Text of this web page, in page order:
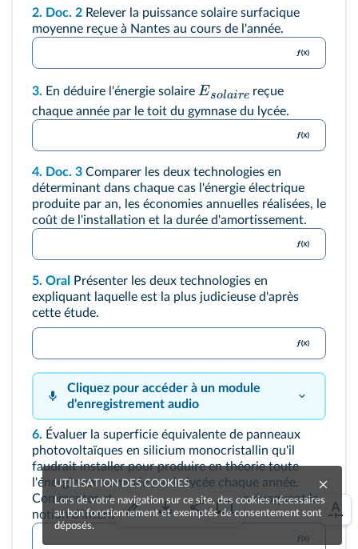
2. Doc. 2
moyenne reçue à Nantes au cours de l'année.
3. En déduire l'énergie solaire Esolaire reçue
chaque année par le toit du gymnase du lycée.
4. Doc. 3
déterminant dans chaque cas l'énergie électrique
produite par an, les économies annuelles réalisées, le
coût de l'installation et la durée d'amortissement.
5. Oral
expliquant laquelle est la plus judicieuse d'après
cette étude.
Cliquez pour accéder à un module
d'enregistrement audio
6. Évaluer la superficie équivalente de panneaux
photovoltaïques en silicium monocristallin qu'il
faudrait installer pour produire en théorie toute
l'énergie consommée par le lycée chaque année.
Commenter et critiquer cette valeur en évoquant la
notion d'intermittence.
UTILISATION DES COOKIES
Lors de votre navigation sur ce site, des cookies nécessaires
au bon fonctionnement et exemptés de consentement sont
déposés.